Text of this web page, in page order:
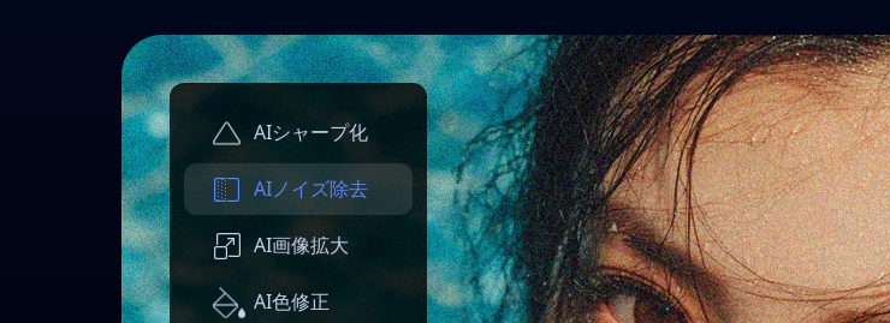
AIシャープ化
AIノイズ除去
AI画像拡大
AI色修正